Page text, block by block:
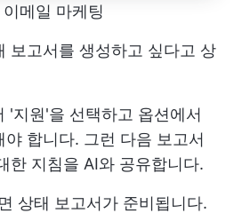
메일 마케팅
보고서를 생성하고 싶다고 상
'지원'을 선택하고 옵션에서
합니다. 그런 다음 보고서
한 지침을 AI와 공유합니다.
상태 보고서가 준비됩니다.